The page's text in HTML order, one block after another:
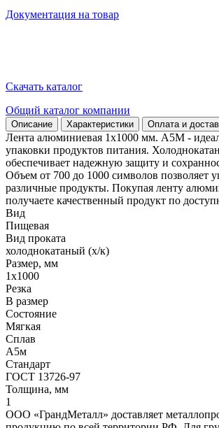
Документация на товар
Скачать каталог
Общий каталог компании
Описание Характеристики Оплата и
Лента алюминиевая 1х1000 мм. А5М -
упаковки продуктов питания.
обеспечивает надежную защиту и
Объем от 700 до 1000 символов позволяет
различные продукты. Покупая ленту
получаете качественный продукт по
Вид
Пищевая
Вид проката
холоднокатаный (х/к)
Размер, мм
1х1000
Резка
В размер
Состояние
Мягкая
Сплав
А5м
Стандарт
ГОСТ 13726-97
Толщина, мм
1
ООО «ГрандМеталл» доставляет